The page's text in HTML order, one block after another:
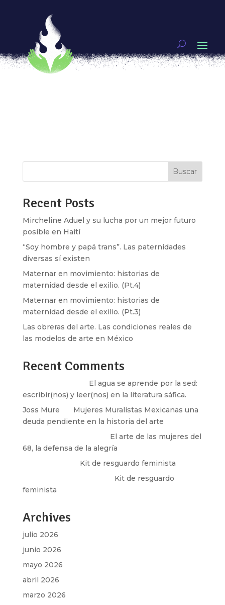
Mucha Mucha-cha-chá
porEve Alcalá González
BAILAR LA
REVOLUCIÓN
En el mundo de la industria musical las mujeres
Buscar
Recent Posts
Mircheline Aduel y su lucha por un mejor futuro
posible en Haití
“Soy hombre y papá trans”. Las paternidades
diversas sí existen
Maternar en movimiento: historias de
maternidad desde el exilio. (Pt.4)
Maternar en movimiento: historias de
maternidad desde el exilio. (Pt.3)
Las obreras del arte. Las condiciones reales de
las modelos de arte en México
Recent Comments
El agua se aprende por la sed:
escribir(nos) y leer(nos) en la literatura sáfica.
Joss Mure
Mujeres Muralistas Mexicanas una
deuda pendiente en la historia del arte
El arte de las mujeres del
68, la defensa de la alegría
Kit de resguardo feminista
Kit de resguardo
feminista
Archives
julio 2026
junio 2026
mayo 2026
abril 2026
marzo 2026